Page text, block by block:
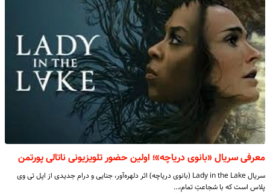
معرفی سریال «بانوی دریاچه»؛ اولین حضور تلویزیونی ناتالی پورتمن
سریال Lady in the Lake (بانوی دریاچه) اثر دلهره‌آور، جنایی و درام جدیدی از اپل تی وی
پلاس است که با شجاعتِ تمام،…